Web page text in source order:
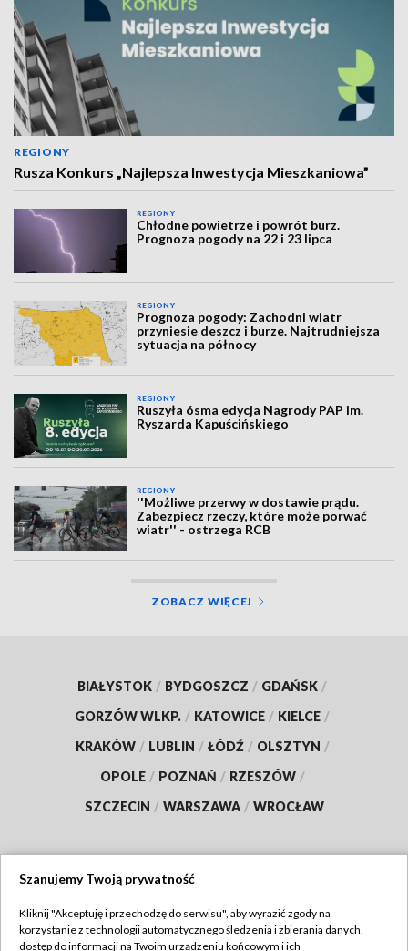
REGIONY
Rusza Konkurs „Najlepsza Inwestycja Mieszkaniowa”
REGIONY
Chłodne powietrze i powrót burz.
Prognoza pogody na 22 i 23 lipca
REGIONY
Prognoza pogody: Zachodni wiatr
przyniesie deszcz i burze. Najtrudniejsza
sytuacja na północy
REGIONY
Ruszyła ósma edycja Nagrody PAP im.
Ryszarda Kapuścińskiego
REGIONY
''Możliwe przerwy w dostawie prądu.
Zabezpiecz rzeczy, które może porwać
wiatr'' - ostrzega RCB
ZOBACZ WIĘCEJ
BIAŁYSTOK / BYDGOSZCZ / GDAŃSK /
GORZÓW WLKP. / KATOWICE / KIELCE /
KRAKÓW / LUBLIN / ŁÓDŹ / OLSZTYN /
OPOLE / POZNAŃ / RZESZÓW /
SZCZECIN / WARSZAWA / WROCŁAW
TVP
Szanujemy Twoją prywatność
Kliknij "Akceptuję i przechodzę do serwisu", aby wyrazić zgody na
korzystanie z technologii automatycznego śledzenia i zbierania danych,
dostęp do informacji na Twoim urządzeniu końcowym i ich